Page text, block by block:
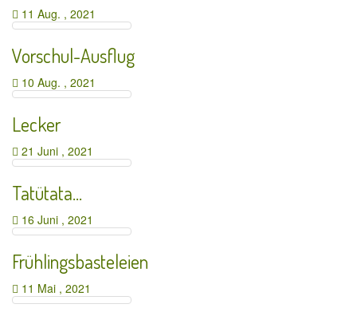
11 Aug. , 2021
Vorschul-Ausflug
10 Aug. , 2021
Lecker
21 Juni , 2021
Tatütata…
16 Juni , 2021
Frühlingsbasteleien
11 Mai , 2021